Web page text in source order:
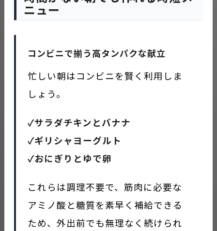
ニュー
コンビニで揃う高タンパクな献立
忙しい朝はコンビニを賢く利用しま
しょう。
✓サラダチキンとバナナ
✓ギリシャヨーグルト
✓おにぎりとゆで卵
これらは調理不要で、筋肉に必要な
アミノ酸と糖質を素早く補給できる
ため、外出前でも無理なく続けられ